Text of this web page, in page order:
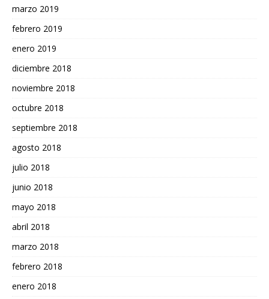
marzo 2019
febrero 2019
enero 2019
diciembre 2018
noviembre 2018
octubre 2018
septiembre 2018
agosto 2018
julio 2018
junio 2018
mayo 2018
abril 2018
marzo 2018
febrero 2018
enero 2018